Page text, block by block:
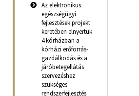
Az elektronikus
egészségügyi
fejlesztések projekt
keretében elnyertük
4 kórházban a
kórházi erőforrás-
gazdálkodás és a
járóbetegellátás
szervezéshez
szükséges
rendszerfejlesztés